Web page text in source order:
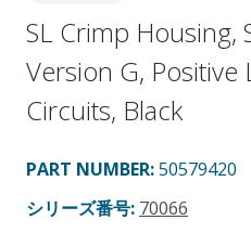
SL Crimp Housing,
Version G, Positive
Circuits, Black
PART NUMBER:50579420
シリーズ番号: 70066